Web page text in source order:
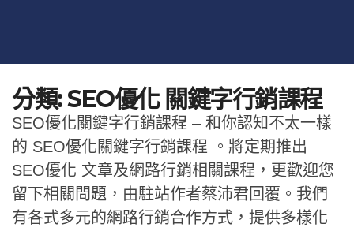
分類:SEO優化 關鍵字行銷課程
SEO優化關鍵字行銷課程 – 和你認知不太一樣
的 SEO優化關鍵字行銷課程 。將定期推出
SEO優化 文章及網路行銷相關課程，更歡迎您
留下相關問題，由駐站作者蔡沛君回覆。我們
有各式多元的網路行銷合作方式，提供多樣化